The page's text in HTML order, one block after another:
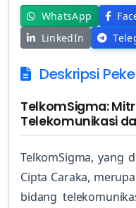
WhatsApp
LinkedIn
Deskripsi
TelkomSigma:
Telekomunikasi
TelkomSigma, yang
Cipta Caraka,
bidang